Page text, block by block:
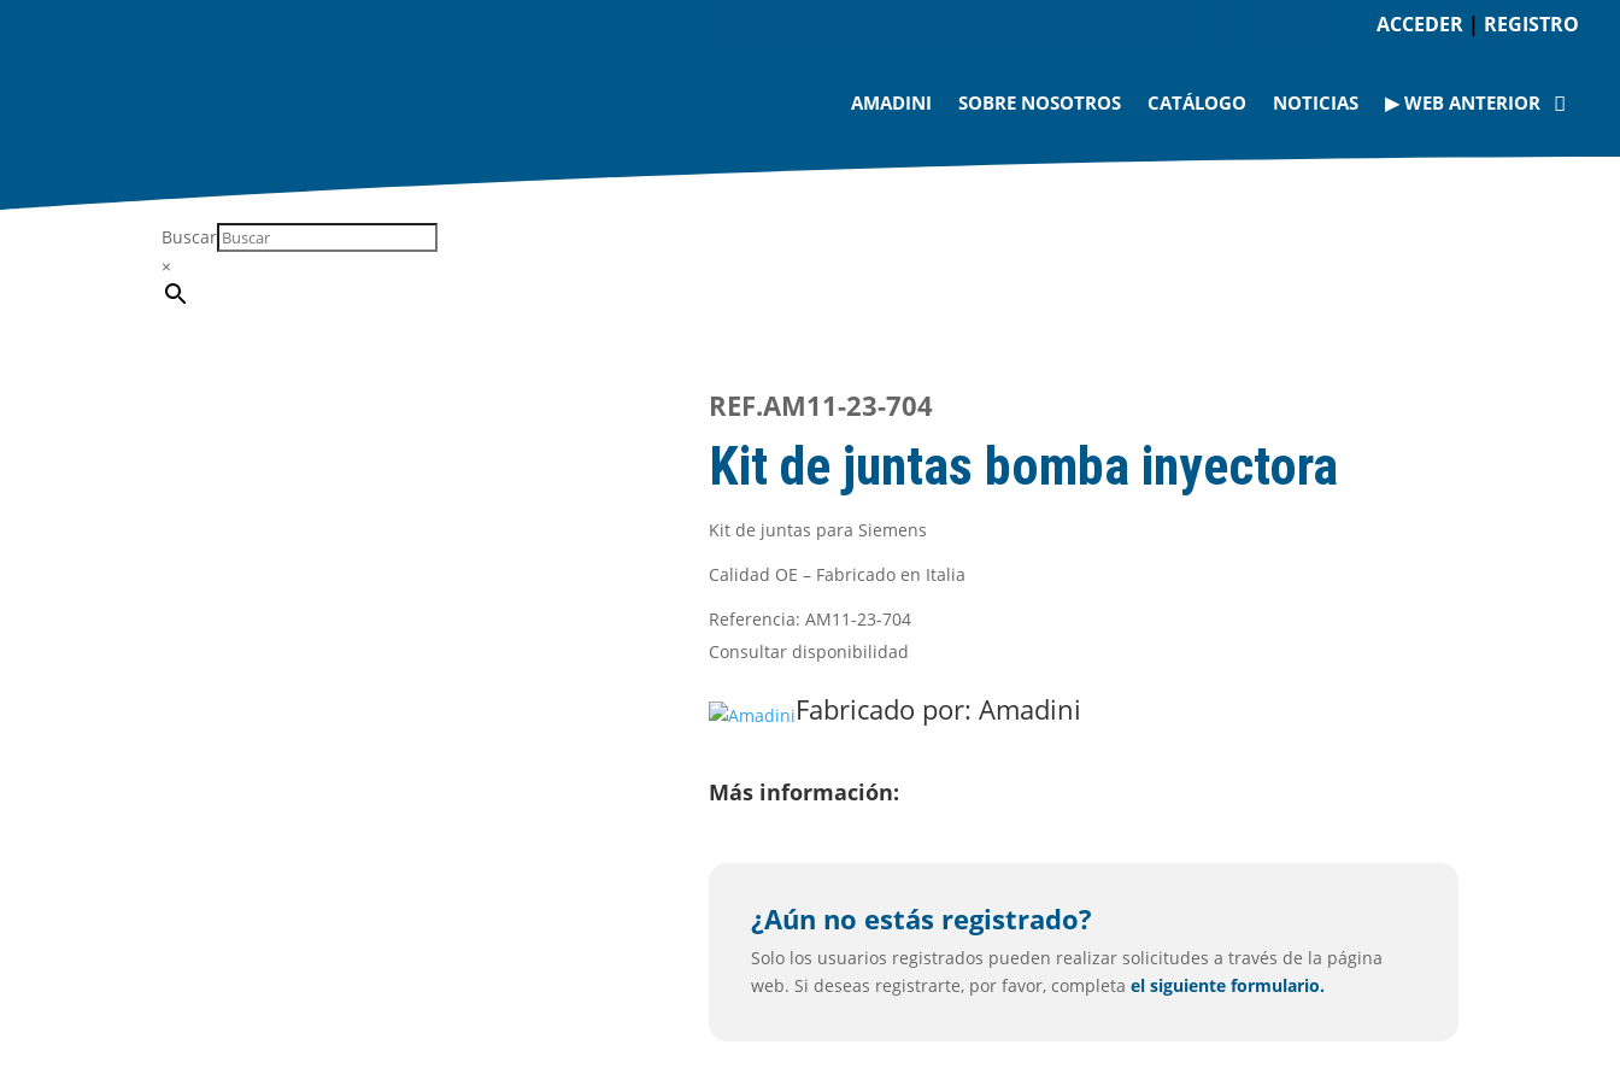
ACCEDER | REGISTRO
AMADINI SOBRE NOSOTROS CATÁLOGO NOTICIAS ▶ WEB ANTERIOR
Buscar
×
REF.AM11-23-704
Kit de juntas bomba inyectora
Kit de juntas para Siemens
Calidad OE – Fabricado en Italia
Referencia: AM11-23-704
Consultar disponibilidad
Fabricado por:Amadini
Más información:
¿Aún no estás registrado?
Solo los usuarios registrados pueden realizar solicitudes a través de la página
web. Si deseas registrarte, por favor, completael siguiente formulario.